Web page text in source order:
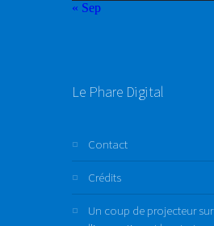
« Sep
Le Phare Digital
Contact
Crédits
Un coup de projecteur sur